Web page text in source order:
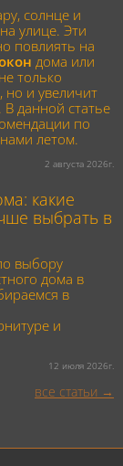
солнце и
улице. Эти
повлиять на
дома или
только
но и увеличит
В данной статье
по
летом.
2 августа 2026г.
какие
выбрать в
выбору
дома в
в
и
12 июля 2026г.
все статьи